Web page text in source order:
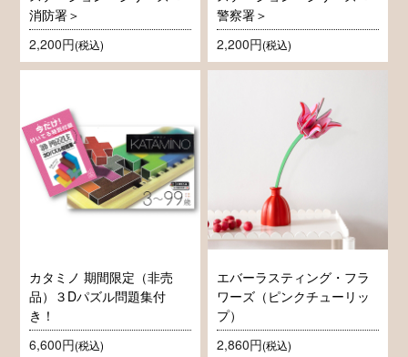
消防署＞
2,200円(税込)
警察署＞
2,200円(税込)
カタミノ 期間限定（非売
品）３Dパズル問題集付
き！
6,600円(税込)
エバーラスティング・フラ
ワーズ（ピンクチューリッ
プ）
2,860円(税込)